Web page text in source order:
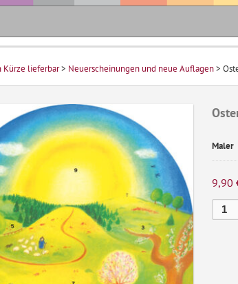
Kürze lieferbar> Neuerscheinungen und neue Auflagen>
Maler
9,90
-